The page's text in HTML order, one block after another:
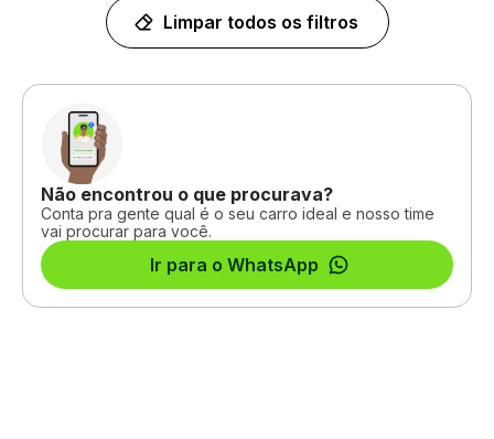
Limpar todos os filtros
Não encontrou o que procurava?
Conta pra gente qual é o seu carro ideal e nosso time
vai procurar para você.
Ir para o WhatsApp